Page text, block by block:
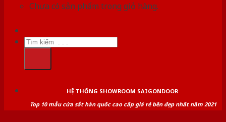
Chưa có sản phẩm trong giỏ hàng.
Tìm
kiếm:
HỆ THỐNG SHOWROOM SAIGONDOOR
Top 10 mẫu cửa sắt hàn quốc cao cấp giá rẻ bền đẹp nhất năm 2021